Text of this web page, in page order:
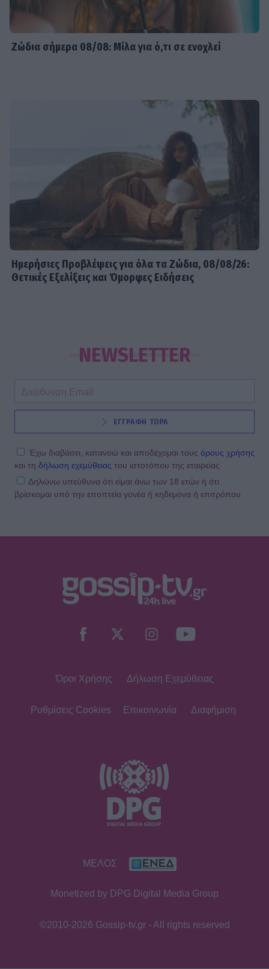
Ζώδια σήμερα 08/08: Μίλα για ό,τι σε ενοχλεί
Ημερήσιες Προβλέψεις για όλα τα Ζώδια, 08/08/26:
Θετικές Εξελίξεις και Όμορφες Ειδήσεις
NEWSLETTER
ΕΓΓΡΑΦΗ ΤΩΡΑ
Έχω διαβάσει, κατανοώ και αποδέχομαι τους όρους χρήσης
και τη δήλωση εχεμύθειας του ιστοτόπου της εταιρείας
Δηλώνω υπεύθυνα ότι είμαι άνω των 18 ετών ή ότι
βρίσκομαι υπό την εποπτεία γονέα ή κηδεμόνα ή επιτρόπου
Όροι Χρήσης Δήλωση Εχεμύθειας
Ρυθμίσεις Cookies Επικοινωνία Διαφήμιση
ΜΕΛΟΣ
Monetized by DPG Digital Media Group
©2010-2026 Gossip-tv.gr - All rights reserved